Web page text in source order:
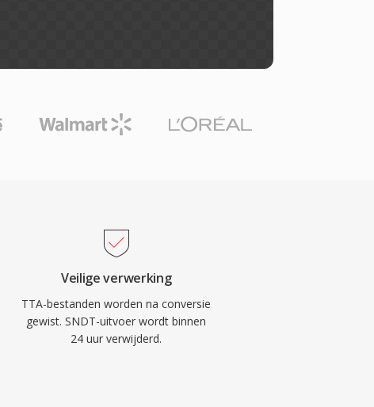
Veilige verwerking
TTA-bestanden worden na conversie
gewist. SNDT-uitvoer wordt binnen
24 uur verwijderd.